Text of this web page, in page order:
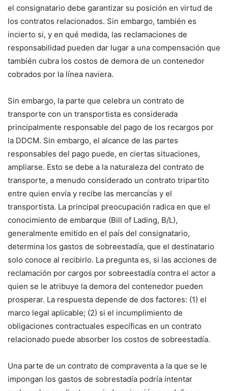
el consignatario debe garantizar su posición en virtud de
los contratos relacionados. Sin embargo, también es
incierto si, y en qué medida, las reclamaciones de
responsabilidad pueden dar lugar a una compensación que
también cubra los costos de demora de un contenedor
cobrados por la línea naviera.
Sin embargo, la parte que celebra un contrato de
transporte con un transportista es considerada
principalmente responsable del pago de los recargos por
la DDCM. Sin embargo, el alcance de las partes
responsables del pago puede, en ciertas situaciones,
ampliarse. Esto se debe a la naturaleza del contrato de
transporte, a menudo considerado un contrato tripartito
entre quien envía y recibe las mercancías y el
transportista. La principal preocupación radica en que el
conocimiento de embarque (Bill of Lading, B/L),
generalmente emitido en el país del consignatario,
determina los gastos de sobreestadía, que el destinatario
solo conoce al recibirlo. La pregunta es, si las acciones de
reclamación por cargos por sobreestadía contra el actor a
quien se le atribuye la demora del contenedor pueden
prosperar. La respuesta depende de dos factores: (1) el
marco legal aplicable; (2) si el incumplimiento de
obligaciones contractuales específicas en un contrato
relacionado puede absorber los costos de sobreestadía.
Una parte de un contrato de compraventa a la que se le
impongan los gastos de sobrestadía podría intentar